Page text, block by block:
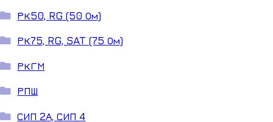
РК50, RG (50 Ом)
РК75, RG, SAT (75 Ом)
РКГМ
РПШ
СИП 2А, СИП 4